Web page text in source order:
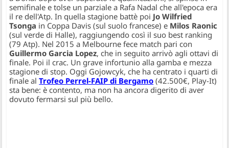
semifinale e tolse un parziale a Rafa Nadal che all'epoca era
il re dell'Atp. In quella stagione battè poi Jo Wilfried
Tsonga in Coppa Davis (sul suolo francese) e Milos Raonic
(sul verde di Halle), raggiungendo così il suo best ranking
(79 Atp). Nel 2015 a Melbourne fece match pari con
Guillermo Garcia Lopez, che in seguito arrivò agli ottavi di
finale. Poi il crac. Un grave infortunio alla gamba e mezza
stagione di stop. Oggi Gojowcyk, che ha centrato i quarti di
finale alTrofeo Perrel-FAIP di Bergamo (42.500€, Play-It)
sta bene: è contento, ma non ha ancora digerito di aver
dovuto fermarsi sul più bello.